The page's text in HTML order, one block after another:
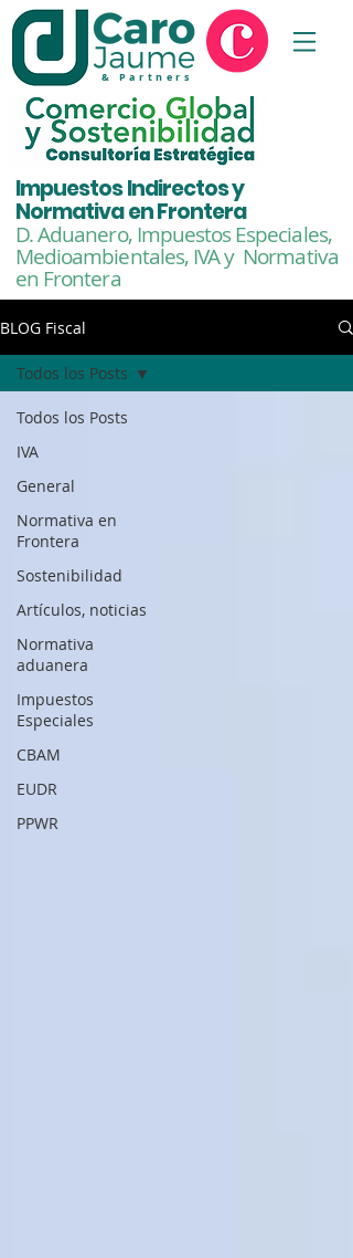
& Partners
Impuestos Indirectos y
Normativa en Frontera
D. Aduanero, Impuestos Especiales,
Medioambientales,IVA y Normativa
en Frontera
BLOG Fiscal
Todos los Posts
IVA
General
Normativa en
Frontera
Sostenibilidad
Artículos, noticias
Normativa
aduanera
Impuestos
Especiales
CBAM
EUDR
PPWR
Todos los Posts